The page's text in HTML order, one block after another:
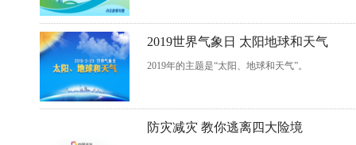
2019世界气象日 太阳地球和天气
2019年的主题是“太阳、地球和天气”。
防灾减灾 教你逃离四大险境